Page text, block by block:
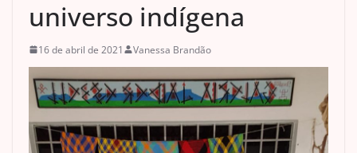
universo indígena
16 de abril de 2021 Vanessa Brandão